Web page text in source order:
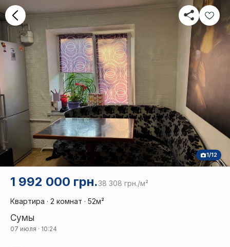
1/12
1 992 000 грн.38 308 грн./м²
Квартира · 2 комнат · 52м²
Сумы
07 июля · 10:24